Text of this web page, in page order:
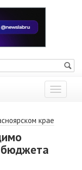
Показать
меню
крае